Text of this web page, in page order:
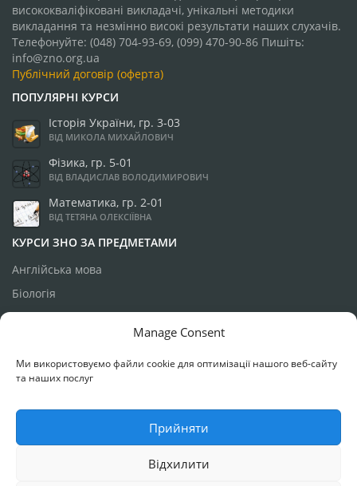
Manage Consent
Ми використовуємо файли cookie для оптимізації нашого веб-сайту
та наших послуг
Прийняти
Відхилити
висококваліфіковані викладачі, унікальні методики
викладання та незмінно високі результати наших слухачів.
Телефонуйте: (048) 704-93-69, (099) 470-90-86 Пишіть:
info@zno.org.ua
Публічний договір (оферта)
ПОПУЛЯРНІ КУРСИ
Історія України, гр. 3-03
ВІД МИКОЛА МИХАЙЛОВИЧ
Фізика, гр. 5-01
ВІД ВЛАДИСЛАВ ВОЛОДИМИРОВИЧ
Математика, гр. 2-01
ВІД ТЕТЯНА ОЛЕКСІЇВНА
КУРСИ ЗНО ЗА ПРЕДМЕТАМИ
Англійська мова
Біологія
Географія
Математика
Українська мова
Фізика